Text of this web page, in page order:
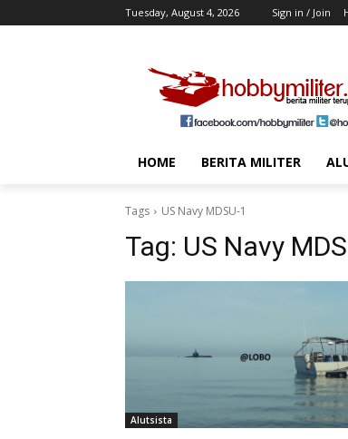
Tuesday, August 4, 2026 Sign in / Join
HOME BERITA MILITER
Tags US Navy MDSU-1
Tag: US Navy
Alutsista